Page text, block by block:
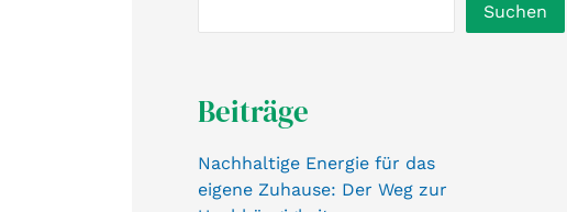
Suchen
Beiträge
Nachhaltige Energie für das
eigene Zuhause: Der Weg zur